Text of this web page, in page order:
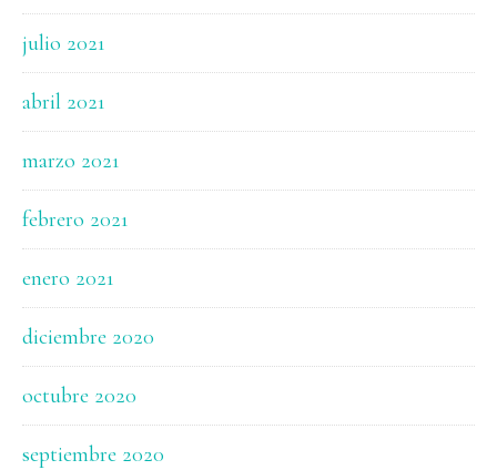
julio 2021
abril 2021
marzo 2021
febrero 2021
enero 2021
diciembre 2020
octubre 2020
septiembre 2020